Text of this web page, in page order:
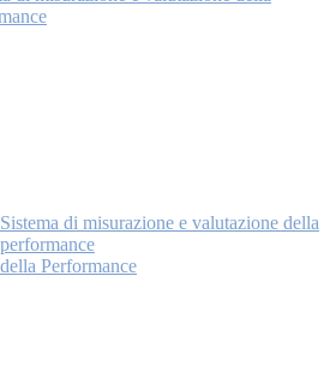
Sistema di misurazione e valutazione della
performance
Performance